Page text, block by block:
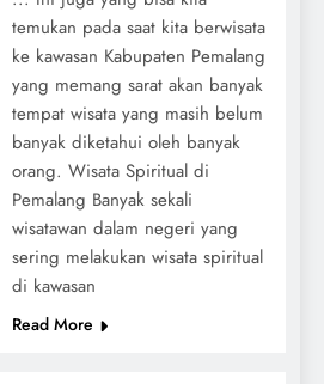
temukan pada saat kita berwisata
ke kawasan Kabupaten Pemalang
yang memang sarat akan banyak
tempat wisata yang masih belum
banyak diketahui oleh banyak
orang. Wisata Spiritual di
Pemalang Banyak sekali
wisatawan dalam negeri yang
sering melakukan wisata spiritual
di kawasan
Read More